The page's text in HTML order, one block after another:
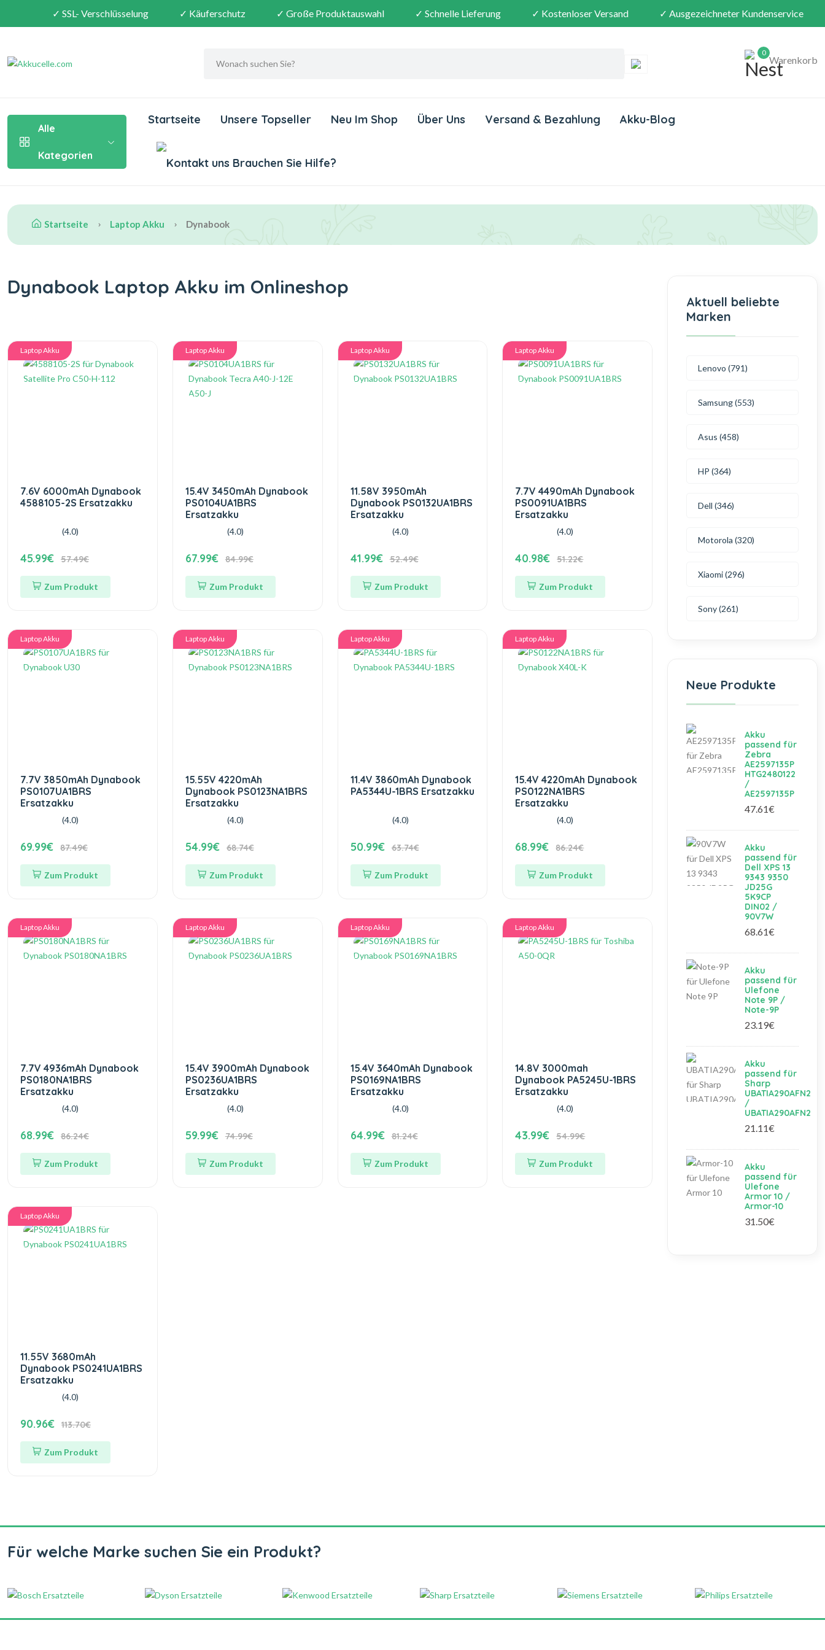
✓ SSL- Verschlüsselung ✓ Käuferschutz ✓ Große Produktauswahl ✓ Schnelle Lieferung ✓ Kostenloser Versand ✓ Ausgezeichneter Kundenservice
0
Warenkorb
Alle
Kategorien
Startseite Unsere Topseller Neu Im Shop Über Uns Versand & Bezahlung Akku-Blog
Brauchen Sie Hilfe?
Startseite Laptop Akku Dynabook
Dynabook Laptop Akku im Onlineshop
Laptop Akku
7.6V 6000mAh Dynabook
4588105-2S Ersatzakku
(4.0)
45.99€ 57.49€
Zum Produkt
Laptop Akku
15.4V 3450mAh Dynabook
PS0104UA1BRS
Ersatzakku
(4.0)
67.99€ 84.99€
Zum Produkt
Laptop Akku
11.58V 3950mAh
Dynabook PS0132UA1BRS
Ersatzakku
(4.0)
41.99€ 52.49€
Zum Produkt
Laptop Akku
7.7V 4490mAh Dynabook
PS0091UA1BRS
Ersatzakku
(4.0)
40.98€ 51.22€
Zum Produkt
Laptop Akku
7.7V 3850mAh Dynabook
PS0107UA1BRS
Ersatzakku
(4.0)
69.99€ 87.49€
Zum Produkt
Laptop Akku
15.55V 4220mAh
Dynabook PS0123NA1BRS
Ersatzakku
(4.0)
54.99€ 68.74€
Zum Produkt
Laptop Akku
11.4V 3860mAh Dynabook
PA5344U-1BRS Ersatzakku
(4.0)
50.99€ 63.74€
Zum Produkt
Laptop Akku
15.4V 4220mAh Dynabook
PS0122NA1BRS
Ersatzakku
(4.0)
68.99€ 86.24€
Zum Produkt
Laptop Akku
7.7V 4936mAh Dynabook
PS0180NA1BRS
Ersatzakku
(4.0)
68.99€ 86.24€
Zum Produkt
Laptop Akku
15.4V 3900mAh Dynabook
PS0236UA1BRS
Ersatzakku
(4.0)
59.99€ 74.99€
Zum Produkt
Laptop Akku
15.4V 3640mAh Dynabook
PS0169NA1BRS
Ersatzakku
(4.0)
64.99€ 81.24€
Zum Produkt
Laptop Akku
14.8V 3000mah
Dynabook PA5245U-1BRS
Ersatzakku
(4.0)
43.99€ 54.99€
Zum Produkt
Laptop Akku
11.55V 3680mAh
Dynabook PS0241UA1BRS
Ersatzakku
(4.0)
90.96€ 113.70€
Zum Produkt
Aktuell beliebte
Marken
Lenovo (791)
Samsung (553)
Asus (458)
HP (364)
Dell (346)
Motorola (320)
Xiaomi (296)
Sony (261)
Neue Produkte
Akku
passend für
Zebra
AE2597135P
HTG2480122
/
AE2597135P
47.61€
Akku
passend für
Dell XPS 13
9343 9350
JD25G
5K9CP
DIN02 /
90V7W
68.61€
Akku
passend für
Ulefone
Note 9P /
Note-9P
23.19€
Akku
passend für
Sharp
UBATIA290AFN2
/
UBATIA290AFN2
21.11€
Akku
passend für
Ulefone
Armor 10 /
Armor-10
31.50€
Für welche Marke suchen Sie ein Produkt?